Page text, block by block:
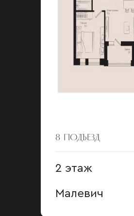
8 ПОДЪЕЗД
2 этаж
Малевич